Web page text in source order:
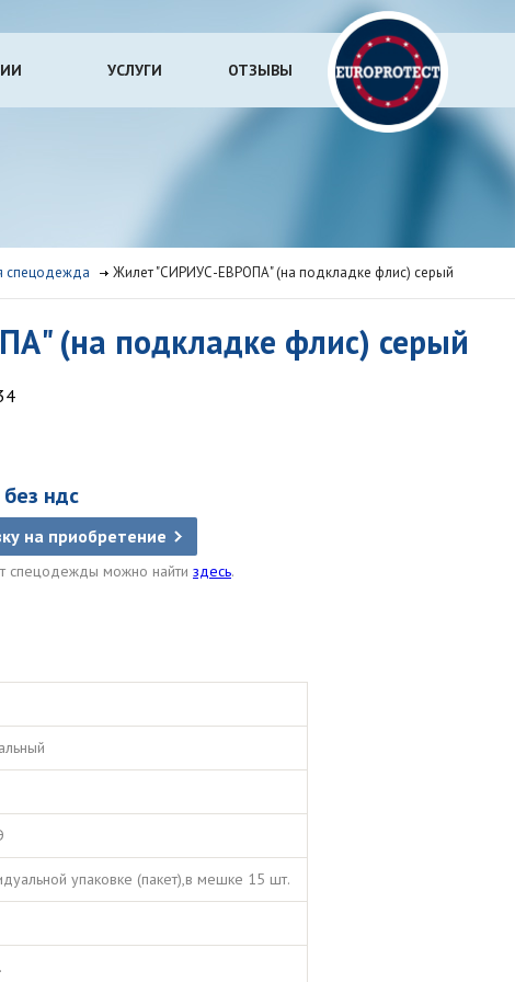
УСЛУГИ ОТЗЫВЫ
спецодежда Жилет "СИРИУС-ЕВРОПА" (на подкладке флис) серый
(на подкладке флис) серый
ндс
на приобретение
спецодежды можно найти здесь.
упаковке (пакет),в мешке 15 шт.